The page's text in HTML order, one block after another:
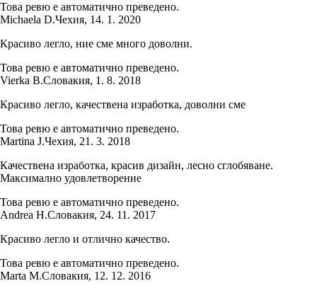
Това ревю е автоматично преведено.
Michaela D.Чехия, 14. 1. 2020
Красиво легло, ние сме много доволни.
Това ревю е автоматично преведено.
Vierka B.Словакия, 1. 8. 2018
Красиво легло, качествена изработка, доволни сме
Това ревю е автоматично преведено.
Martina J.Чехия, 21. 3. 2018
Качествена изработка, красив дизайн, лесно сглобяване.
Максимално удовлетворение
Това ревю е автоматично преведено.
Andrea H.Словакия, 24. 11. 2017
Красиво легло и отлично качество.
Това ревю е автоматично преведено.
Marta M.Словакия, 12. 12. 2016